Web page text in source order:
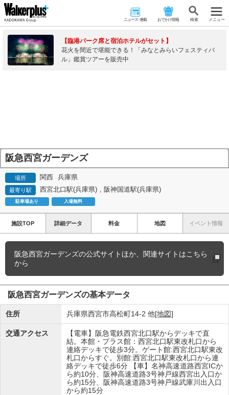
ニュース･連載 おでかけ情報 検 索 メニュー
【臨港パーク席と宿泊ホテルがセット】
花火を間近で堪能できる！「みなとみらいフェスティバ
ル」鑑賞ツアーを販売中
阪急西宮ガーデンズ
場所 関西 兵庫県
最寄り駅 西宮北口駅(兵庫県) , 阪神国道駅(兵庫県)
駐車場あり 入場無料
施設TOP 詳細データ 料金 地図 イベント情報
阪急西宮ガーデンズの公式サイトほか、関連サイトはこちら
から
阪急西宮ガーデンズの基本データ
住所 兵庫県西宮市高松町14-2 他[地図]
交通アクセス
【電車】阪急電鉄西宮北口駅からデッキで直
結。本館・プラス館：西宮北口駅東改札口から
連絡デッキで徒歩3分。ゲート館:西宮北口駅東改
札口からすぐ。別館:西宮北口駅東改札口から連
絡デッキで徒歩6分 【車】名神高速道路西宮ICか
ら約10分、阪神高速道路3号神戸線西宮出入口か
ら約15分、阪神高速道路3号神戸線武庫川出入口
から約15分